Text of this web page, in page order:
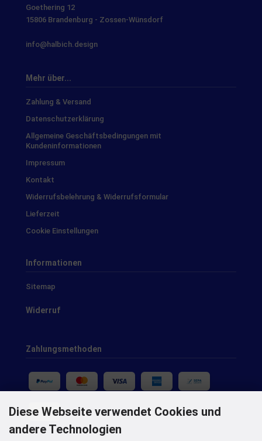
Goethering 12
15806 Brandenburg - Zossen-Wünsdorf
info@halbich.design
Mehr über...
Zahlung & Versand
Datenschutzerklärung
Allgemeine Geschäftsbedingungen mit
Kundeninformationen
Impressum
Kontakt
Widerrufsbelehrung & Widerrufsformular
Lieferzeit
Cookie Einstellungen
Informationen
Sitemap
Widerruf
Zahlungsmethoden
Diese Webseite verwendet Cookies und
andere Technologien